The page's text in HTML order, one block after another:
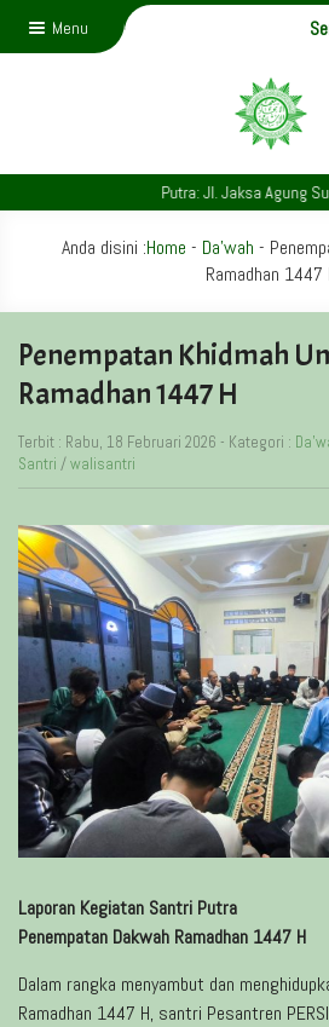
Menu
Putra: Jl. Jaksa Agung
Anda disini :Home - Da'wah -
Ramadhan 1447
Penempatan Khidmah
Ramadhan 1447 H
Terbit : Rabu, 18 Februari 2026 - Kategori :
Santri /walisantri
Laporan Kegiatan Santri Putra
Penempatan Dakwah Ramadhan 1447 H
Dalam rangka menyambut dan
Ramadhan 1447 H, santri Pesantren